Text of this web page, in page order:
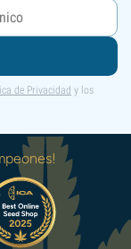
de Privacidad y los